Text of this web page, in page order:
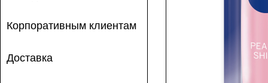
Корпоративным клиентам
Доставка